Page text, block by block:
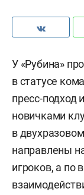
У «Рубина»
в статусе
пресс-подход
новичками
в
направлены
игроков, а по